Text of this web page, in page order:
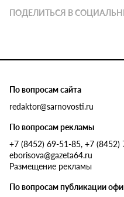
ПОДЕЛИТЬСЯ В
По вопросам сайта
redaktor@sarnovosti.ru
По вопросам рекламы
+7 (8452) 69-51-85, +7 (8452)
eborisova@gazeta64.ru
Размещение рекламы
По вопросам публикации